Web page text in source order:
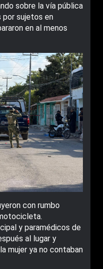
sobre la vía pública
sujetos en
en al menos
con rumbo
y paramédicos de
al lugar y
mujer ya no contaban